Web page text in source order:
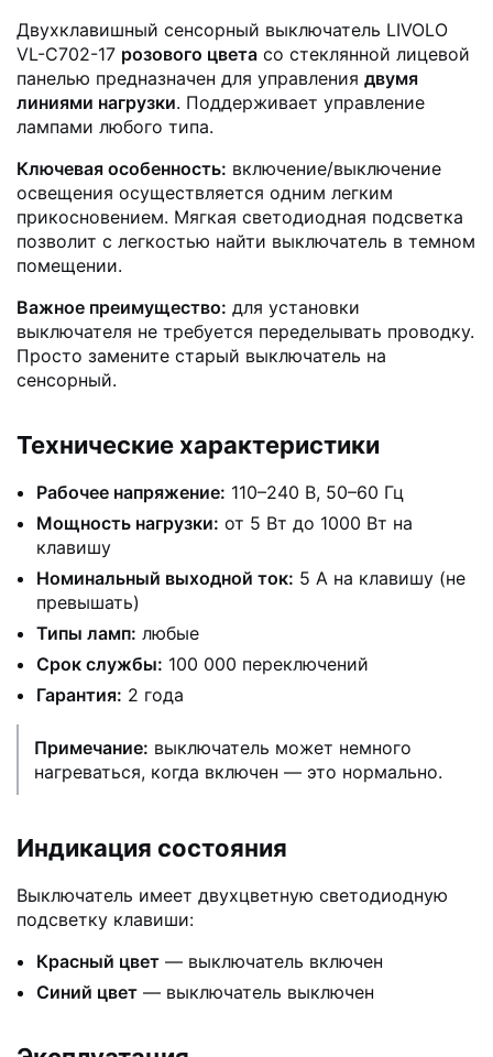
Двухклавишный сенсорный выключатель LIVOLO
VL-C702-17 розового цвета со стеклянной лицевой
панелью предназначен для управления двумя
линиями нагрузки. Поддерживает управление
лампами любого типа.
Ключевая особенность: включение/выключение
освещения осуществляется одним легким
прикосновением. Мягкая светодиодная подсветка
позволит с легкостью найти выключатель в темном
помещении.
Важное преимущество: для установки
выключателя не требуется переделывать проводку.
Просто замените старый выключатель на
сенсорный.
Технические характеристики
Рабочее напряжение: 110–240 В, 50–60 Гц
Мощность нагрузки: от 5 Вт до 1000 Вт на
клавишу
Номинальный выходной ток: 5 А на клавишу (не
превышать)
Типы ламп: любые
Срок службы: 100 000 переключений
Гарантия: 2 года
Примечание: выключатель может немного
нагреваться, когда включен — это нормально.
Индикация состояния
Выключатель имеет двухцветную светодиодную
подсветку клавиши:
Красный цвет — выключатель включен
Синий цвет — выключатель выключен